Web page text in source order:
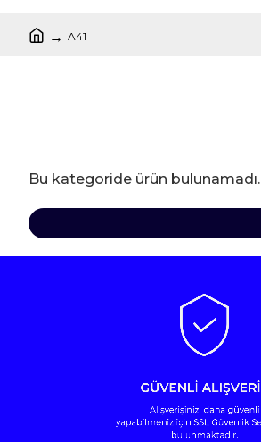
A41
Bu kategoride ürün bulunamadı.